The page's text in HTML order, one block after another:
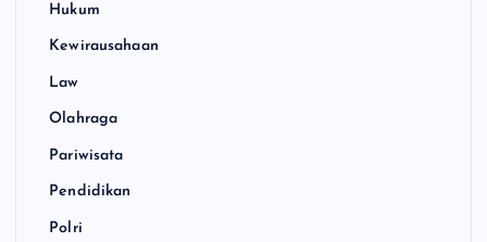
Hukum
Kewirausahaan
Law
Olahraga
Pariwisata
Pendidikan
Polri